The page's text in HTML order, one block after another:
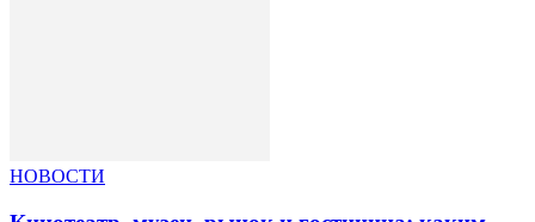
НОВОСТИ